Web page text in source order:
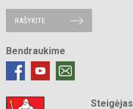
RAŠYKITE
Bendraukime
Steigėjas